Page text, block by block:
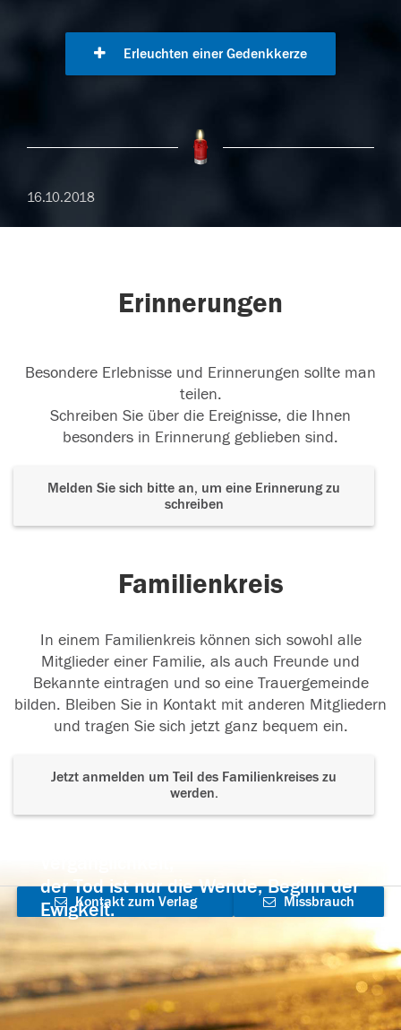
Erleuchten einer Gedenkkerze
16.10.2018
Erinnerungen
Besondere Erlebnisse und Erinnerungen sollte man
teilen.
Schreiben Sie über die Ereignisse, die Ihnen
besonders in Erinnerung geblieben sind.
Melden Sie sich bitte an, um eine Erinnerung zu
schreiben
Familienkreis
In einem Familienkreis können sich sowohl alle
Mitglieder einer Familie, als auch Freunde und
Bekannte eintragen und so eine Trauergemeinde
bilden. Bleiben Sie in Kontakt mit anderen Mitgliedern
und tragen Sie sich jetzt ganz bequem ein.
Jetzt anmelden um Teil des Familienkreises zu
werden.
der Tod ist nur die Wende, Beginn der
Ewigkeit.
Kontakt zum Verlag
aufnehmen
Missbrauch